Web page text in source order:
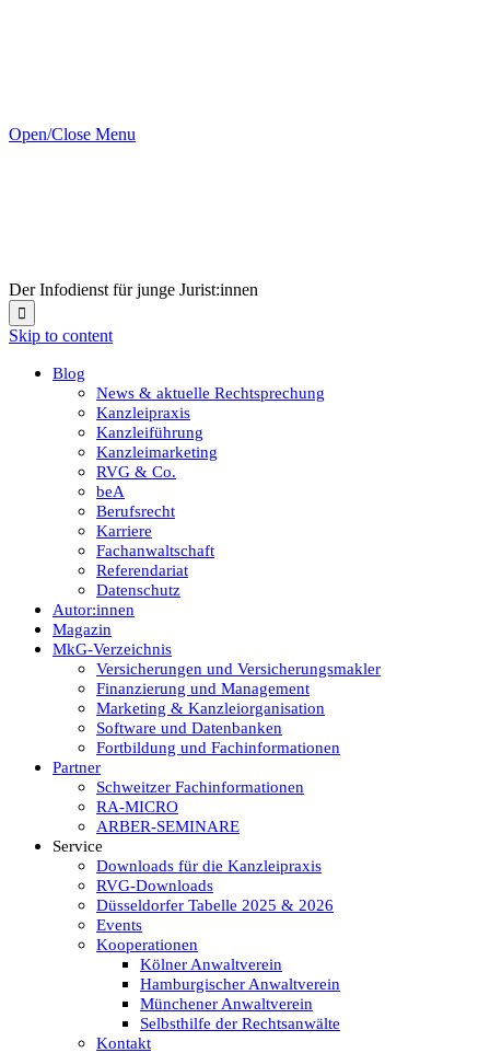
Open/Close Menu
Der Infodienst für junge Jurist:innen

Skip to content
Blog
News & aktuelle Rechtsprechung
Kanzleipraxis
Kanzleiführung
Kanzleimarketing
RVG & Co.
beA
Berufsrecht
Karriere
Fachanwaltschaft
Referendariat
Datenschutz
Autor:innen
Magazin
MkG-Verzeichnis
Versicherungen und Versicherungsmakler
Finanzierung und Management
Marketing & Kanzleiorganisation
Software und Datenbanken
Fortbildung und Fachinformationen
Partner
Schweitzer Fachinformationen
RA-MICRO
ARBER-SEMINARE
Service
Downloads für die Kanzleipraxis
RVG-Downloads
Düsseldorfer Tabelle 2025 & 2026
Events
Kooperationen
Kölner Anwaltverein
Hamburgischer Anwaltverein
Münchener Anwaltverein
Selbsthilfe der Rechtsanwälte
Kontakt